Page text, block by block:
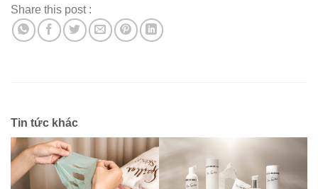
Share this post :
Tin tức khác